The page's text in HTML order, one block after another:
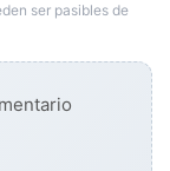
ser pasibles de